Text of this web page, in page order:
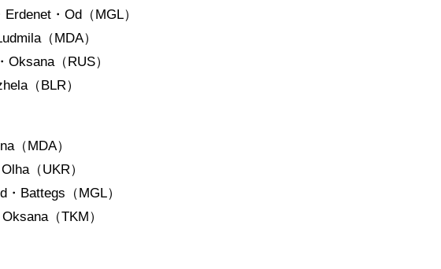
・Od（MGL）
（MDA）
Oksana（RUS）
（BLR）
（MDA）
（UKR）
・Battegs（MGL）
（TKM）